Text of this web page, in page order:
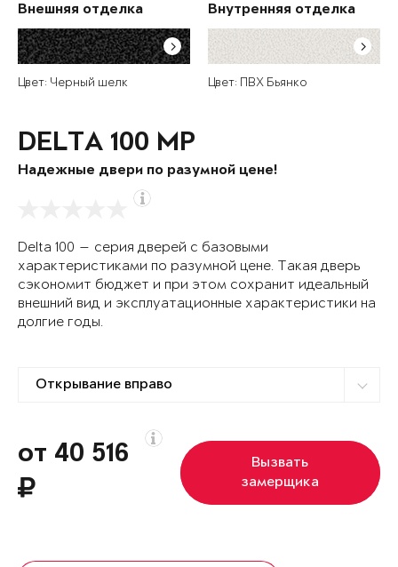
Внешняя отделка
Цвет: Черный шелк
Внутренняя отделка
Цвет: ПВХ Бьянко
DELTA 100 MP
Надежные двери по разумной цене!
Delta 100 — серия дверей с базовыми
характеристиками по разумной цене. Такая дверь
сэкономит бюджет и при этом сохранит идеальный
внешний вид и эксплуатационные характеристики на
долгие годы.
от 40 516
Вызвать
замерщика